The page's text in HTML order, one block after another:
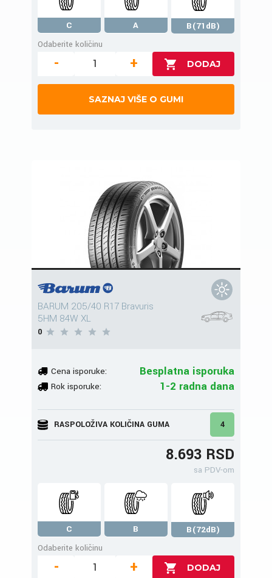
C A
B(71dB)
Odaberite količinu
- +
SAZNAJ VIŠE O GUMI
BARUM 205/40 R17 Bravuris
5HM 84W XL
0
Cena isporuke: Besplatna isporuka
Rok isporuke: 1-2 radna dana
RASPOLOŽIVA KOLIČINA GUMA 4
8.693 RSD
sa PDV-om
C B
B(72dB)
Odaberite količinu
- +